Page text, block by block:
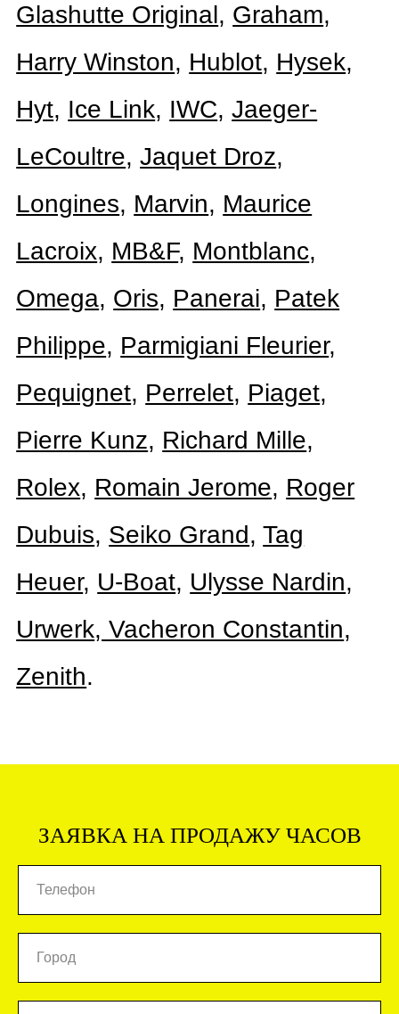
ЗАЯВКА НА ПРОДАЖУ ЧАСОВ